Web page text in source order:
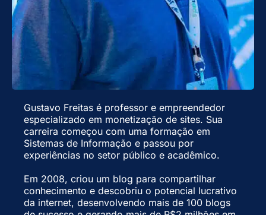
Gustavo Freitas é professor e empreendedor
especializado em monetização de sites. Sua
carreira começou com uma formação em
Sistemas de Informação e passou por
experiências no setor público e acadêmico.
Em 2008, criou um blog para compartilhar
conhecimento e descobriu o potencial lucrativo
da internet, desenvolvendo mais de 100 blogs